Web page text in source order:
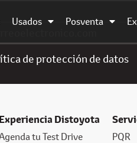
Usados Posventa
de protección de datos
Experiencia Distoyota
tu Test Drive
PQR